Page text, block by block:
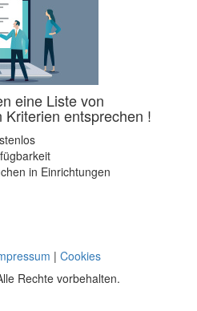
eine Liste von
entsprechen !
in Einrichtungen
| Cookies
Rechte vorbehalten.